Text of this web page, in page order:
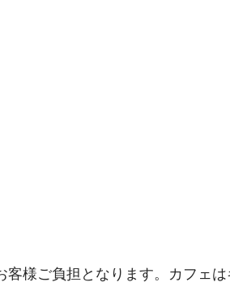
様ご負担となります。カフェ